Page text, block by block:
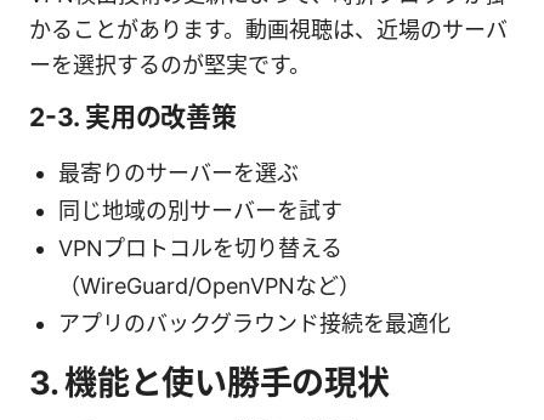
かることがあります。動画視聴は、近場のサーバ
ーを選択するのが堅実です。
2-3. 実用の改善策
最寄りのサーバーを選ぶ
同じ地域の別サーバーを試す
VPNプロトコルを切り替える
（WireGuard/OpenVPNなど）
アプリのバックグラウンド接続を最適化
3. 機能と使い勝手の現状